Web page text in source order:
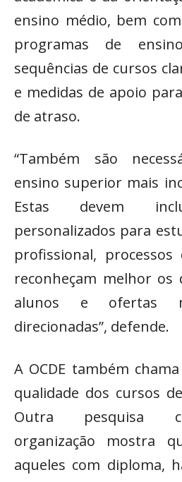
ensino médio, bem
programas de
sequências de cursos
e medidas de apoio
de atraso.
“Também são
ensino superior mais
Estas devem
personalizados para
profissional,
reconheçam melhor os
alunos e ofertas
direcionadas”, defende.
A OCDE também
qualidade dos cursos
Outra pesquisa
organização mostra
aqueles com diploma,